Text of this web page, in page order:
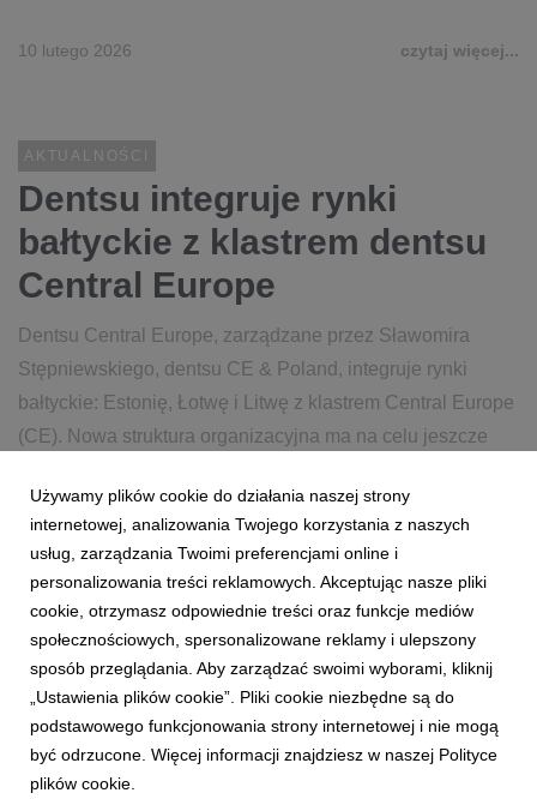
10 lutego 2026 czytaj więcej...
AKTUALNOŚCI
Dentsu integruje rynki
bałtyckie z klastrem dentsu
Central Europe
Dentsu Central Europe, zarządzane przez Sławomira
Stępniewskiego, dentsu CE & Poland, integruje rynki
bałtyckie: Estonię, Łotwę i Litwę z klastrem Central Europe
(CE). Nowa struktura organizacyjna ma na celu jeszcze
28 stycznia 2026 czytaj więcej...
2 3 4 5 6 7
Używamy plików cookie do działania naszej strony
internetowej, analizowania Twojego korzystania z naszych
usług, zarządzania Twoimi preferencjami online i
personalizowania treści reklamowych. Akceptując nasze pliki
cookie, otrzymasz odpowiednie treści oraz funkcje mediów
społecznościowych, spersonalizowane reklamy i ulepszony
sposób przeglądania. Aby zarządzać swoimi wyborami, kliknij
„Ustawienia plików cookie”. Pliki cookie niezbędne są do
podstawowego funkcjonowania strony internetowej i nie mogą
być odrzucone. Więcej informacji znajdziesz w naszej Polityce
plików cookie.